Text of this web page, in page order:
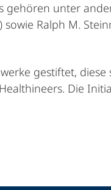
unter
sowie Ralph M.
gestiftet,
Die